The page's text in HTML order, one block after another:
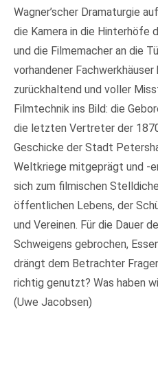
Wagner’scher Dramaturgie
die Kamera in die
und die Filmemacher an die
vorhandener
zurückhaltend und voller
Filmtechnik ins Bild: die
die letzten Vertreter der
Geschicke der Stadt
Weltkriege mitgeprägt und -
sich zum filmischen
öffentlichen Lebens, der
und Vereinen. Für die Dauer
Schweigens gebrochen,
drängt dem Betrachter
richtig genutzt? Was haben
(Uwe Jacobsen)